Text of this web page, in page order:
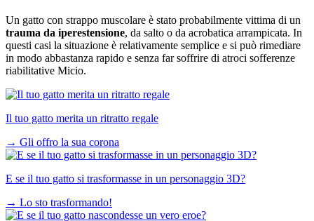
Un gatto con strappo muscolare è stato probabilmente vittima di un
trauma da iperestensione, da salto o da acrobatica arrampicata. In
questi casi la situazione è relativamente semplice e si può rimediare
in modo abbastanza rapido e senza far soffrire di atroci sofferenze
riabilitative Micio.
Il tuo gatto merita un ritratto regale
→ Gli offro la sua corona
E se il tuo gatto si trasformasse in un personaggio 3D?
→ Lo sto trasformando!